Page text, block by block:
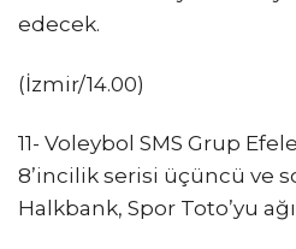
edecek.
(İzmir/14.00)
11- Voleybol SMS Grup
8’incilik serisi üçüncü ve
Halkbank, Spor Toto’yu